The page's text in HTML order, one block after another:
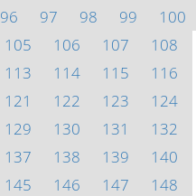
96 97 98 99
100
105 106 107
108
113 114 115
116
121 122 123
124
129 130 131
132
137 138 139
140
145 146 147
148